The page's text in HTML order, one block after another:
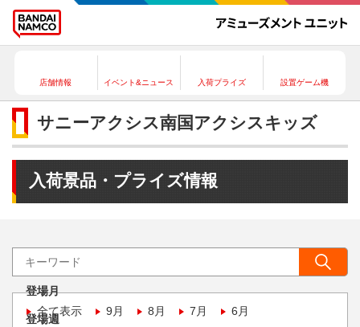
店舗情報 イベント&ニュース 入荷プライズ 設置ゲーム機
サニーアクシス南国アクシスキッズ
入荷景品・プライズ情報
登場月
全て表示
9月 8月 7月 6月
登場週